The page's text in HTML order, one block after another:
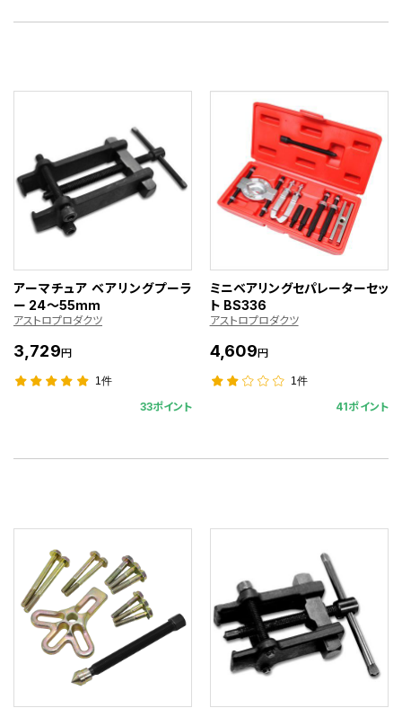
アーマチュア ベアリングプーラ
ー 24～55mm
アストロプロダクツ
3,729円
1件
33ポイント
ミニベアリングセパレーターセッ
ト BS336
アストロプロダクツ
4,609円
1件
41ポイント